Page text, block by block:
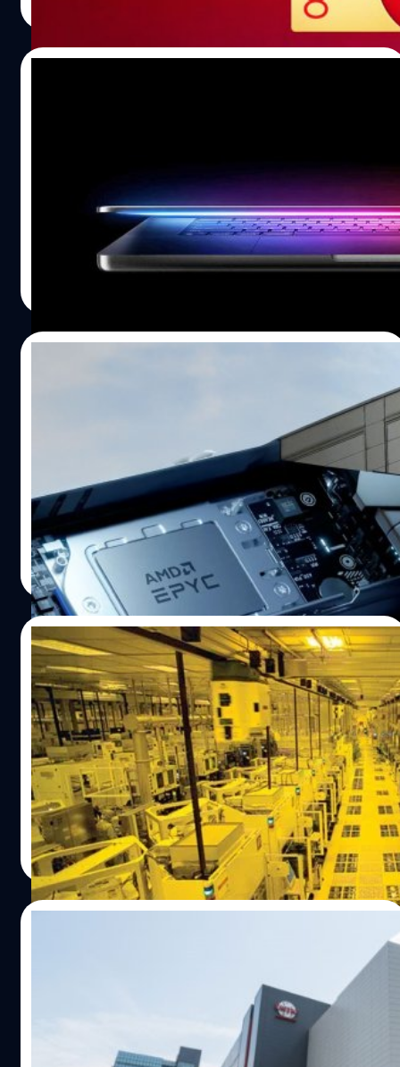
มาร์ก เกอร์แมน นักข่าวชื่อดังจากสำนักข่าว Bloomberg ได้
รายงานว่า Apple จะเริ่มการผลิต MacBook Pro รุ่นใหม่
จำนวนมากในเร็ว ๆ นี้
ปรีดี ฤกษ์วลีกุล| 314 days ago
AMD-TSMC คู่หูที่เลือกทางสวนกระแส เตรียม
ในขณะที่ NVIDIA หันไปจับมือกับ Intel เพื่อสร้างขั้วอำนาจ
ใหม่ในอุตสาหกรรมชิปอเมริกัน อีกฟากหนึ่งของโลก คู่แข่ง
อย่าง TSMC (Taiwan Semiconductor Manufacturing
Company) และ AMD ก็กำลังเดินเกมในทิศทางที่ต่างออกไป
โดยทุ่มเดิมพันไปที่เทคโนโลยีการผลิต 3 นาโนเมตร และ 2
นาโนเมตร ปฏิเสธไม่ได้ว่า การที่ NVIDIA ลงทุนใน Intel ย่อมมี
โอกาสสร้างนวัตกรรมใหม่ ๆ ออกมา เช่น การผนวก CPU ของ
Intel เข้ากับ GPU ของ NVIDIA บนแพลตฟอร์มเดียวกัน ซึ่ง
อาจทำให้ได้ชิปสำหรับคอมพิวเตอร์ และชิป AI ที่ทรงพลังยิ่ง
กว่าเดิมสำหรับงานประมวลผลประสิทธิภาพสูง (HPC) ที่จำเป็น
สำหรับ AI แต่ AMD กลับเลือกเส้นทางที่ต่างออกไป โดยยังคง
จับมือแน่นกับ TSMC เพื่อนำเทคโนโลยี 3nm (N3P) มาใช้กับ
ชิป…
อมลวรรณ ศรัทธานนท์ | 324 days ago
Read More
29/08/2025
TSMC เตรียมขายระบบจัดการความลับ
ทางการค้าให้แก่ซัปพลายเออร์และคู่ค้า
TSMC เตรียมจำหน่ายระบบที่สร้างขึ้นมาเพื่อจัดการและใช้
ประโยชน์จากความลับทางการให้กับบริษัทต่าง ๆ ในยุโรปและ
สหรัฐอเมริกา โดยต้องการที่จะสอนให้ซัปพลายเออร์และคู่ค้า
สามารถจัดการความลับได้ดีขึ้น
จตุรวิทย์ เครือวาณิชกิจ| 344 days ago
Read More
อัยการไต้หวันยื่นฟ้องบุคคล 3 รายข้อหาขโมย
ความลับ TSMC ไปให้ Tokyo Electron
พนักงานอัยการของไต้หวันระบุว่าได้ยื่นฟ้องบุคคล 3 รายใน
ข้อหาโจรกรรมความลับทางการค้าจาก TSMC เพื่อนำไปช่วย